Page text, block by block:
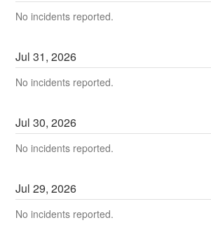
No incidents reported.
Jul31,2026
No incidents reported.
Jul30,2026
No incidents reported.
Jul29,2026
No incidents reported.